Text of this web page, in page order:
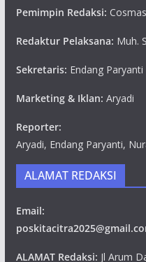
Pemimpin Redaksi:
Redaktur Pelaksana: Muh.
Sekretaris: Endang Paryanti
Marketing & Iklan: Aryadi
Reporter:
Aryadi, Endang Paryanti,
ALAMAT REDAKSI
Email:
ALAMAT Redaksi: Jl Arum